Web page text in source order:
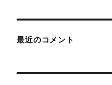
最近のコメント